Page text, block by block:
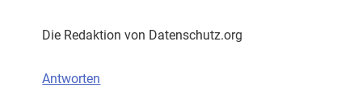
Die Redaktion von Datenschutz.org
Antworten